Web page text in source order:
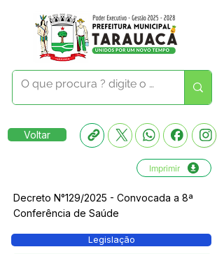
Voltar
Imprimir
Decreto N°129/2025 - Convocada a 8ª
Conferência de Saúde
Legislação